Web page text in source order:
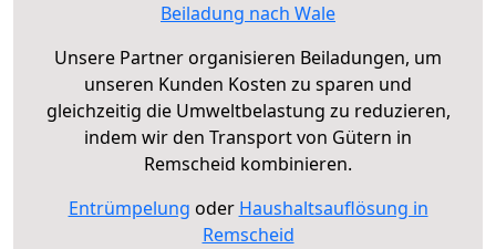
Beiladung nach Wale
Unsere Partner organisieren Beiladungen, um
unseren Kunden Kosten zu sparen und
gleichzeitig die Umweltbelastung zu reduzieren,
indem wir den Transport von Gütern in
Remscheid kombinieren.
Entrümpelung oder Haushaltsauflösung in
Remscheid